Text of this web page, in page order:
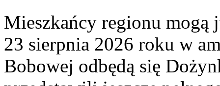
Mieszkańcy regionu mogą
23 sierpnia 2026 roku w
Bobowej odbędą się